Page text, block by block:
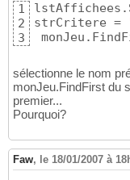
17
18
19
21
22
23
24
26
27
28
Else
1
2
3
strCritere =
sélectionne le nom
monJeu.FindFirst du
premier...
Pourquoi?
Faw, le 18/01/2007 à